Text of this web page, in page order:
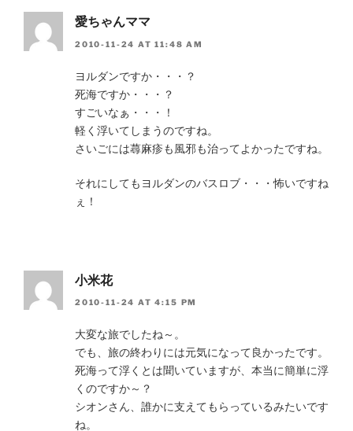
愛ちゃんママ
2010-11-24 AT 11:48 AM
ヨルダンですか・・・？
死海ですか・・・？
すごいなぁ・・・！
軽く浮いてしまうのですね。
さいごには蕁麻疹も風邪も治ってよかったですね。
それにしてもヨルダンのバスロブ・・・怖いですね
ぇ！
小米花
2010-11-24 AT 4:15 PM
大変な旅でしたね～。
でも、旅の終わりには元気になって良かったです。
死海って浮くとは聞いていますが、本当に簡単に浮
くのですか～？
シオンさん、誰かに支えてもらっているみたいです
ね。